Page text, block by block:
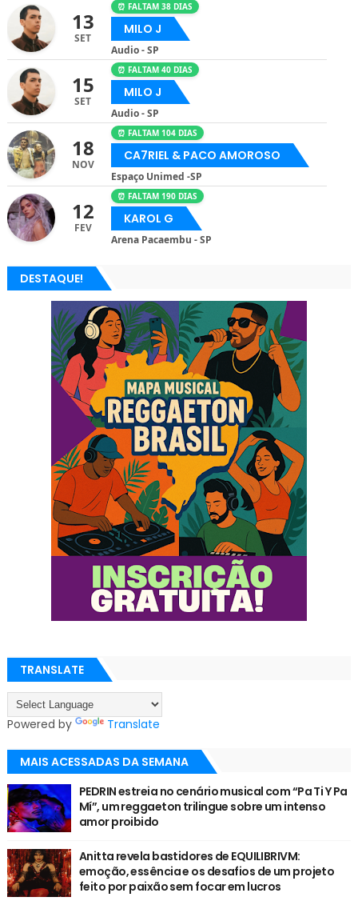
13
SET
⏰ FALTAM 38 DIAS
MILO J
Audio - SP
15
SET
⏰ FALTAM 40 DIAS
MILO J
Audio - SP
18
NOV
⏰ FALTAM 104 DIAS
CA7RIEL & PACO AMOROSO
Espaço Unimed -SP
12
FEV
⏰ FALTAM 190 DIAS
KAROL G
Arena Pacaembu - SP
DESTAQUE!
TRANSLATE
Powered by Translate
MAIS ACESSADAS DA SEMANA
PEDRIN estreia no cenário musical com “Pa Ti Y Pa
Mí”, um reggaeton trilingue sobre um intenso
amor proibido
Anitta revela bastidores de EQUILIBRIVM:
emoção, essência e os desafios de um projeto
feito por paixão sem focar em lucros